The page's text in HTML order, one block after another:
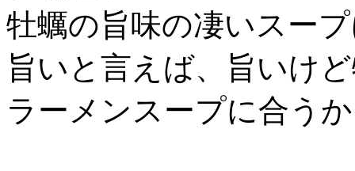
牡蠣の旨味の凄いスー
旨いと言えば、旨いけ
ラーメンスープに合う